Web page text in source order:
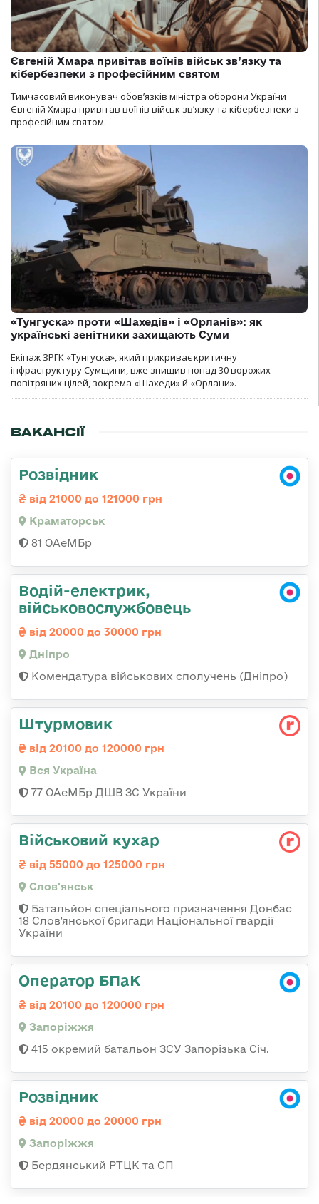
Євгеній Хмара привітав воїнів військ зв’язку та
кібербезпеки з професійним святом
Тимчасовий виконувач обов’язків міністра оборони України
Євгеній Хмара привітав воїнів військ зв’язку та кібербезпеки з
професійним святом.
«Тунгуска» проти «Шахедів» і «Орланів»: як
українські зенітники захищають Суми
Екіпаж ЗРГК «Тунгуска», який прикриває критичну
інфраструктуру Сумщини, вже знищив понад 30 ворожих
повітряних цілей, зокрема «Шахеди» й «Орлани».
ВАКАНСІЇ
Розвідник
від 21000 до 121000 грн
Краматорськ
81 ОАеМБр
Водій-електрик,
військовослужбовець
від 20000 до 30000 грн
Дніпро
Комендатура військових сполучень (Дніпро)
Штурмовик
від 20100 до 120000 грн
Вся Україна
77 ОАеМБр ДШВ ЗС України
Військовий кухар
від 55000 до 125000 грн
Слов'янськ
Батальйон спеціального призначення Донбас
18 Слов'янської бригади Національної гвардії
України
Оператор БПаК
від 20100 до 120000 грн
Запоріжжя
415 окремий батальон ЗСУ Запорізька Січ.
Розвідник
від 20000 до 20000 грн
Запоріжжя
Бердянський РТЦК та СП